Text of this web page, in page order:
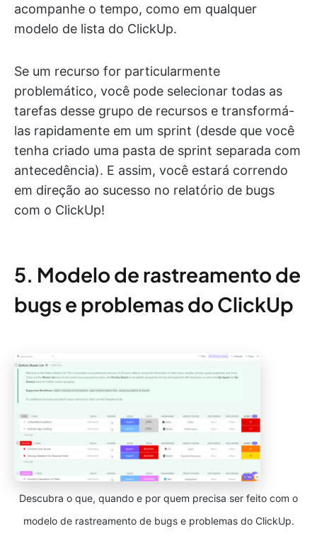
acompanhe o tempo, como em qualquer
modelo de lista do ClickUp.
Se um recurso for particularmente
problemático, você pode selecionar todas as
tarefas desse grupo de recursos e transformá-
las rapidamente em um sprint (desde que você
tenha criado uma pasta de sprint separada com
antecedência). E assim, você estará correndo
em direção ao sucesso no relatório de bugs
com o ClickUp!
5. Modelo de rastreamento de
bugs e problemas do ClickUp
Descubra o que, quando e por quem precisa ser feito com o
modelo de rastreamento de bugs e problemas do ClickUp.